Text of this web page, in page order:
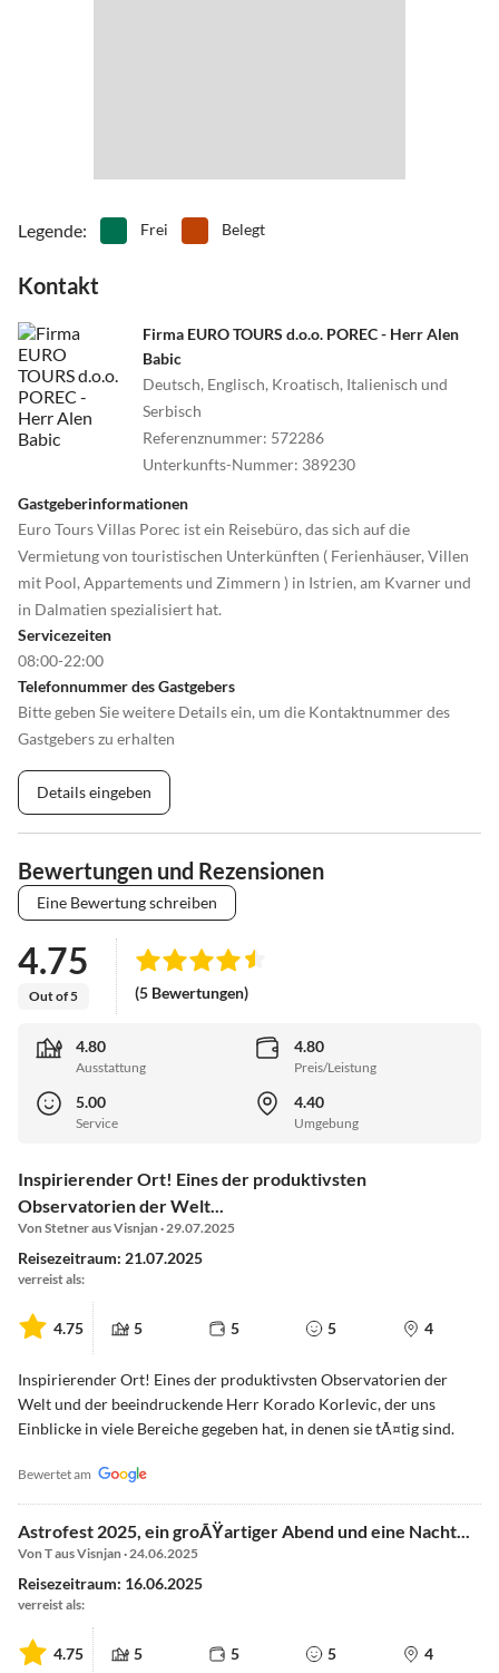
Legende: Frei Belegt
Kontakt
Firma EURO TOURS d.o.o. POREC - Herr Alen
Babic
Deutsch, Englisch, Kroatisch, Italienisch und
Serbisch
Referenznummer: 572286
Unterkunfts-Nummer: 389230
Gastgeberinformationen
Euro Tours Villas Porec ist ein Reisebüro, das sich auf die
Vermietung von touristischen Unterkünften ( Ferienhäuser, Villen
mit Pool, Appartements und Zimmern ) in Istrien, am Kvarner und
in Dalmatien spezialisiert hat.
Servicezeiten
08:00-22:00
Telefonnummer des Gastgebers
Bitte geben Sie weitere Details ein, um die Kontaktnummer des
Gastgebers zu erhalten
Details eingeben
Bewertungen und Rezensionen
Eine Bewertung schreiben
4.75
Out of 5 (5 Bewertungen)
4.80
Ausstattung
4.80
Preis/Leistung
5.00
Service
4.40
Umgebung
Inspirierender Ort! Eines der produktivsten
Observatorien der Welt...
Von Stetner aus Visnjan · 29.07.2025
Reisezeitraum: 21.07.2025
verreist als:
4.75 5 5 5 4
Inspirierender Ort! Eines der produktivsten Observatorien der
Welt und der beeindruckende Herr Korado Korlevic, der uns
Einblicke in viele Bereiche gegeben hat, in denen sie tÃ¤tig sind.
Bewertet am
Astrofest 2025, ein groÃŸartiger Abend und eine Nacht...
Von T aus Visnjan · 24.06.2025
Reisezeitraum: 16.06.2025
verreist als:
4.75 5 5 5 4